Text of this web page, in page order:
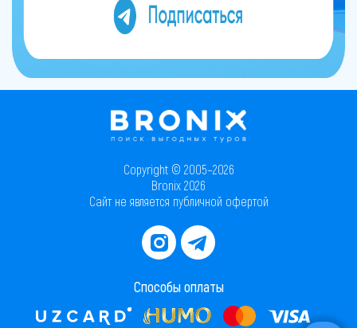
Copyright © 2005–2026
Bronix 2026
Сайт не является публичной офертой
Способы оплаты